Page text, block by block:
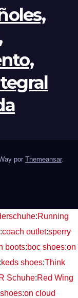
por Themeansar.
:Running
:coach outlet:sperry
boots:boc shoes:on
keds shoes:Think
Schuhe:Red Wing
:on cloud